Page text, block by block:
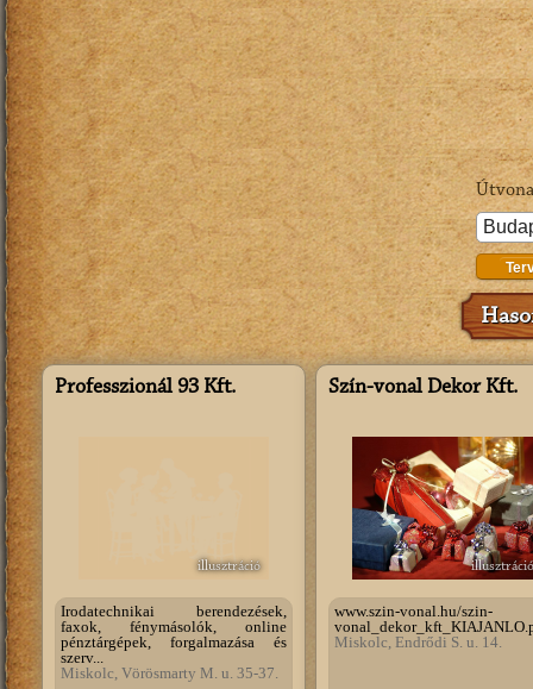
Professzionál 93 Kft.
illusztráció
Irodatechnikai berendezések,
faxok, fénymásolók, online
pénztárgépek, forgalmazása és
szerv...
Miskolc, Vörösmarty M. u. 35-37.
Szín-vonal Dekor Kft.
illusztráció
www.szin-vonal.hu/szin-
Miskolc, Endrődi S. u. 14.